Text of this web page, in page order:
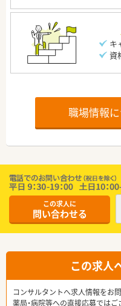
キ
資
職場情報
この求人に
問い合わせる
この求人
コンサルタントへ求人情報をお
薬局・病院等への直接応募ではご